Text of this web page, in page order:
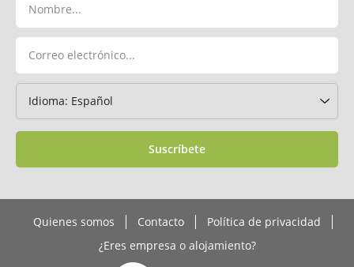
Suscríbete
Quienes somos Contacto
Política de privacidad
¿Eres empresa o alojamiento?